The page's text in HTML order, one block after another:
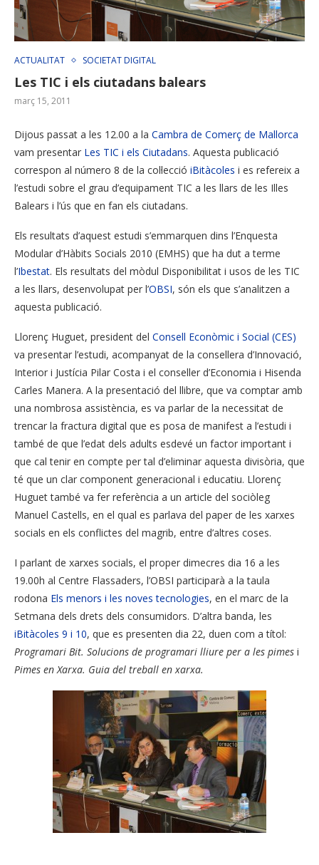
ACTUALITAT SOCIETAT DIGITAL
Les TIC i els ciutadans balears
març 15, 2011
Dijous passat a les 12.00 a la Cambra de Comerç de Mallorca
vam presentar Les TIC i els Ciutadans. Aquesta publicació
correspon al número 8 de la col·lecció iBitàcoles i es refereix a
l’estudi sobre el grau d’equipament TIC a les llars de les Illes
Balears i l’ús que en fan els ciutadans.
Els resultats d’aquest estudi s’emmarquen dins l’Enquesta
Modular d’Hàbits Socials 2010 (EMHS) que ha dut a terme
l’Ibestat. Els resultats del mòdul Disponibilitat i usos de les TIC
a les llars, desenvolupat per l’OBSI, són els que s’analitzen a
aquesta publicació.
Llorenç Huguet, president del Consell Econòmic i Social (CES)
va presentar l’estudi, acompanyat de la consellera d’Innovació,
Interior i Justícia Pilar Costa i el conseller d’Economia i Hisenda
Carles Manera. A la presentació del llibre, que va comptar amb
una nombrosa assistència, es va parlar de la necessitat de
trencar la fractura digital que es posa de manifest a l’estudi i
també de que l’edat dels adults esdevé un factor important i
que cal tenir en compte per tal d’eliminar aquesta divisòria, que
té que un clar component generacional i educatiu. Llorenç
Huguet també va fer referència a un article del sociòleg
Manuel Castells, en el qual es parlava del paper de les xarxes
socials en els conflictes del magrib, entre d’altres coses.
I parlant de xarxes socials, el proper dimecres dia 16 a les
19.00h al Centre Flassaders, l’OBSI participarà a la taula
rodona Els menors i les noves tecnologies, en el marc de la
Setmana dels drets dels consumidors. D’altra banda, les
iBitàcoles 9 i 10, que es presenten dia 22, duen com a títol:
Programari Bit. Solucions de programari lliure per a les pimes i
Pimes en Xarxa. Guia del treball en xarxa.